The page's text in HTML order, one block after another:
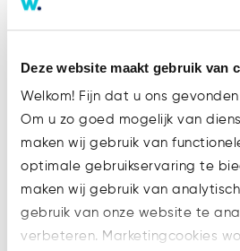
Deze website maakt gebruik van
Welkom! Fijn dat u ons
Om u zo goed mogelijk van
maken wij gebruik van
optimale gebruikservaring te
maken wij gebruik van
gebruik van onze website te
verbeteren. Marketingcookies
applications. And
Recent Posts